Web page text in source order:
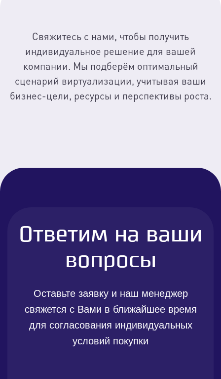
Свяжитесь с нами, чтобы получить
индивидуальное решение для вашей
компании. Мы подберём оптимальный
сценарий виртуализации, учитывая ваши
бизнес-цели, ресурсы и перспективы роста.
Ответим на ваши
вопросы
Оставьте заявку и наш менеджер
свяжется с Вами в ближайшее время
для согласования индивидуальных
условий покупки